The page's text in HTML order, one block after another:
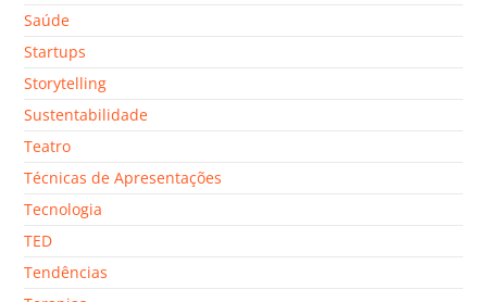
Saúde
Startups
Storytelling
Sustentabilidade
Teatro
Técnicas de Apresentações
Tecnologia
TED
Tendências